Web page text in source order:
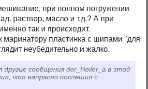
при полном погружении
раствор, масло и т.д.? А при
так и происходит.
маринатору пластинка с шипами "для
неубедительно и жалко.
другие сообщения der_Heiler_а в этой
что напрасно поспешил с